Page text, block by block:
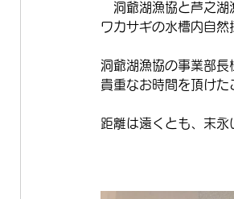
洞爺湖漁協と芦之湖
ワカサギの水槽内自
洞爺湖漁協の事業部
貴重なお時間を頂け
距離は遠くとも、末